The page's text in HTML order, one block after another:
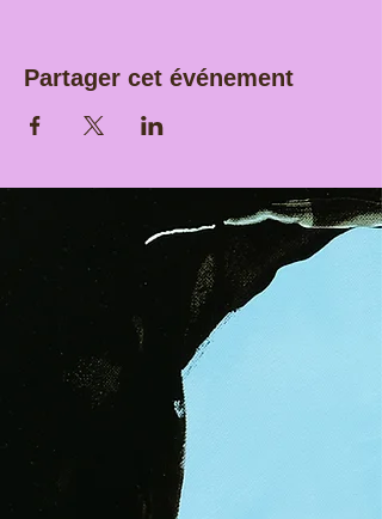
Partager cet événement